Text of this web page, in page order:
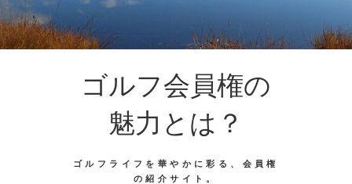
ゴルフ会員権の
魅力とは？
ゴルフライフを華やかに彩る、会員権
の紹介サイト。